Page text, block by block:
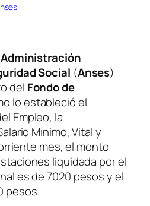
Administración
Social (Anses)
del Fondo de
lo estableció el
Empleo, la
Mínimo, Vital y
mes, el monto
liquidada por el
es de 7020 pesos y el
pesos.